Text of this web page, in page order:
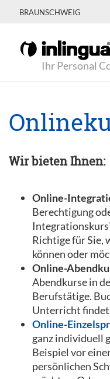
BRAUNSCHWEIG
Ihr Personal
Wir bieten Ihnen:
Online-
Berechtigung
Richtige für Sie,
können oder
Online-
Abendkurse in
Berufstätige.
Unterricht
Online-
ganz individuell
Beispiel vor
persönlichen